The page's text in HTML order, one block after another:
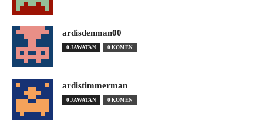
ardisdenman00
0 JAWATAN 0 KOMEN
ardistimmerman
0 JAWATAN 0 KOMEN